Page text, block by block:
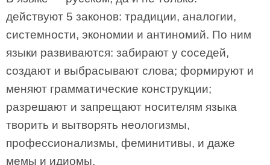
действуют 5 законов: традиции, аналогии,
системности, экономии и антиномий. По ним
языки развиваются: забирают у соседей,
создают и выбрасывают слова; формируют и
меняют грамматические конструкции;
разрешают и запрещают носителям языка
творить и вытворять неологизмы,
профессионализмы, феминитивы, и даже
мемы и идиомы.